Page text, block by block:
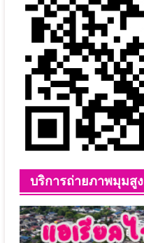
บริการถ่ายภาพมุมสูง